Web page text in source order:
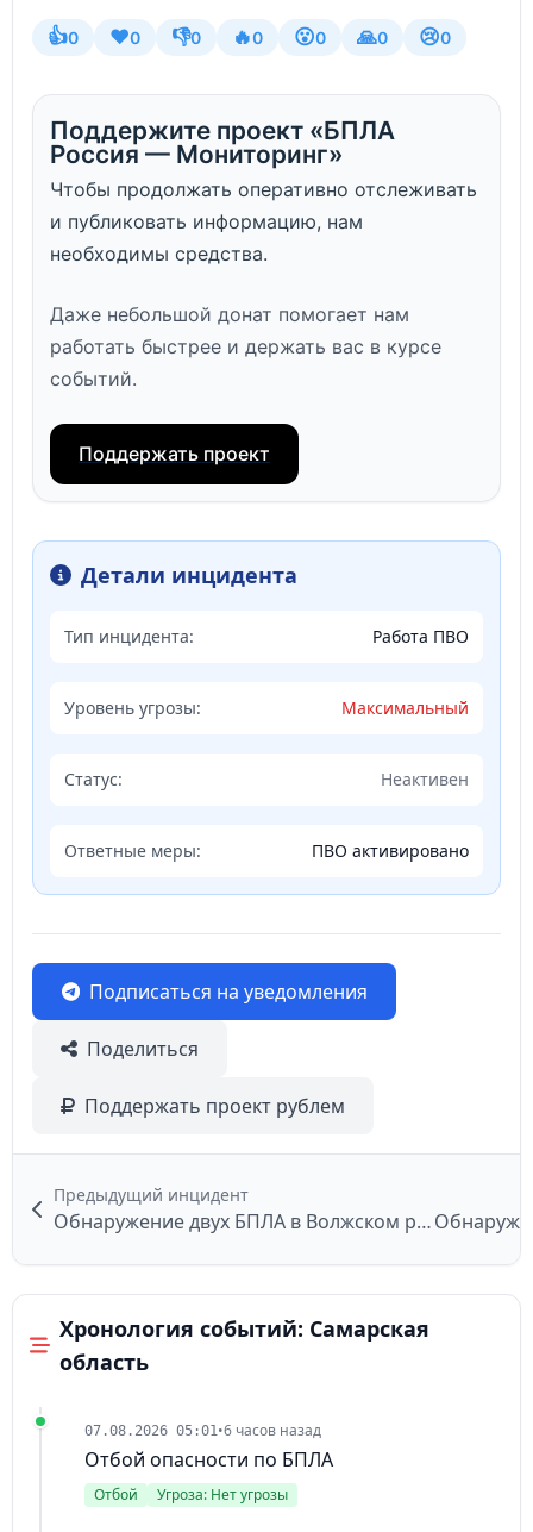
👍0 ❤️0 👎0 🔥0 😮0 🙏0 😢0
Поддержите проект «БПЛА
Россия — Мониторинг»
Чтобы продолжать оперативно отслеживать
и публиковать информацию, нам
необходимы средства.
Даже небольшой донат помогает нам
работать быстрее и держать вас в курсе
событий.
Поддержать проект
Детали инцидента
Тип инцидента: Работа ПВО
Уровень угрозы: Максимальный
Статус: Неактивен
Ответные меры: ПВО активировано
Подписаться на уведомления
Поделиться
Поддержать проект рублем
Предыдущий инцидент
Обнаружение двух БПЛА в Волжском районе
Хронология событий: Самарская
область
07.08.2026 05:01•6 часов назад
Отбой опасности по БПЛА
Отбой Угроза: Нет угрозы